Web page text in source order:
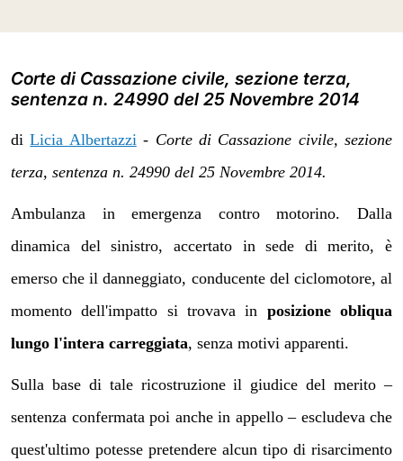
Corte di Cassazione civile, sezione terza,
sentenza n. 24990 del 25 Novembre 2014
diLicia Albertazzi- Corte di Cassazione civile, sezione
terza, sentenza n. 24990 del 25 Novembre 2014.
Ambulanza in emergenza contro motorino. Dalla
dinamica del sinistro, accertato in sede di merito, è
emerso che il danneggiato, conducente del ciclomotore, al
momento dell'impatto si trovava in posizione obliqua
lungo l'intera carreggiata, senza motivi apparenti.
Sulla base di tale ricostruzione il giudice del merito –
sentenza confermata poi anche in appello – escludeva che
quest'ultimo potesse pretendere alcun tipo di risarcimento